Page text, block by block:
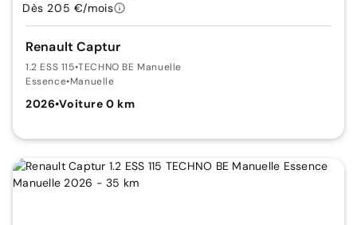
Renault Captur
1.2 ESS 115•TECHNO BE Manuelle
Essence•Manuelle
2026•Voiture 0 km
Dès 205 €/mois